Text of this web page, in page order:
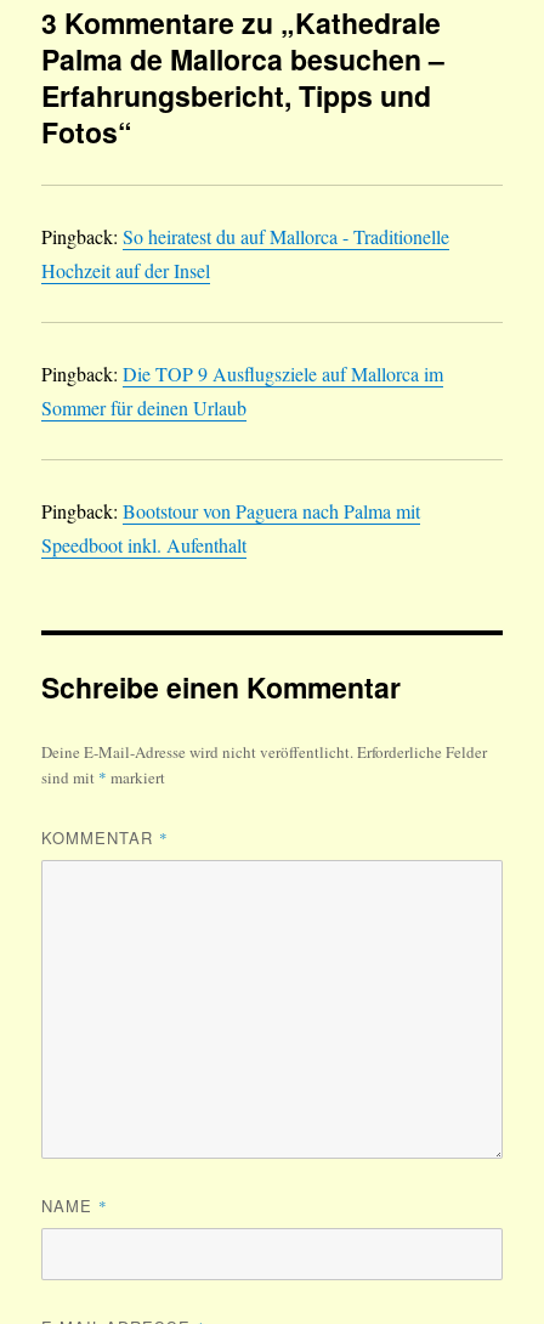
3 Kommentare zu „Kathedrale
Palma de Mallorca besuchen –
Erfahrungsbericht, Tipps und
Fotos“
Pingback:So heiratest du auf Mallorca - Traditionelle
Hochzeit auf der Insel
Pingback:Die TOP 9 Ausflugsziele auf Mallorca im
Sommer für deinen Urlaub
Pingback:Bootstour von Paguera nach Palma mit
Speedboot inkl. Aufenthalt
Schreibe einen Kommentar
Deine E-Mail-Adresse wird nicht veröffentlicht.Erforderliche Felder
sind mit * markiert
KOMMENTAR *
NAME *